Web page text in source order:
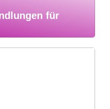
für